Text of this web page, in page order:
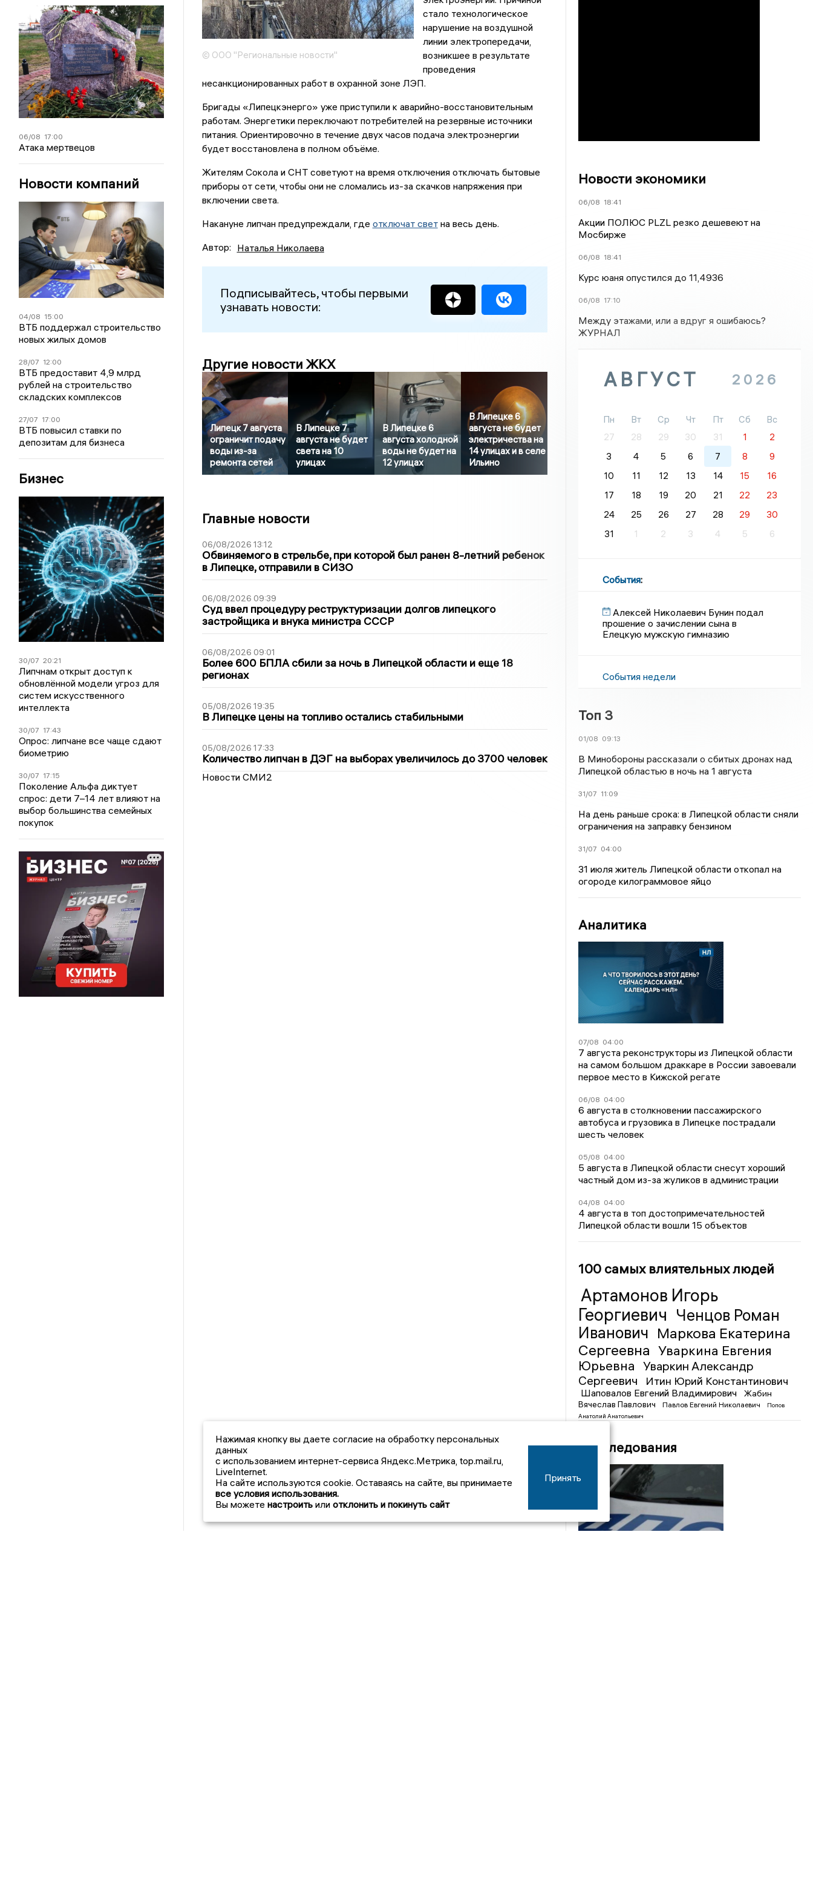
06/08 17:00
Атака мертвецов
Новости компаний
04/08 15:00
ВТБ поддержал строительство
новых жилых домов
28/07 12:00
ВТБ предоставит 4,9 млрд
рублей на строительство
складских комплексов
27/07 17:00
ВТБ повысил ставки по
депозитам для бизнеса
Бизнес
30/07 20:21
Липчнам открыт доступ к
обновлённой модели угроз для
систем искусственного
интеллекта
30/07 17:43
Опрос: липчане все чаще сдают
биометрию
30/07 17:15
Поколение Альфа диктует
спрос: дети 7–14 лет влияют на
выбор большинства семейных
покупок
© ООО "Региональные новости"
стало технологическое
нарушение на воздушной
линии электропередачи,
возникшее в результате
проведения
несанкционированных работ в охранной зоне ЛЭП.
Бригады «Липецкэнерго» уже приступили к аварийно-восстановительным
работам. Энергетики переключают потребителей на резервные источники
питания. Ориентировочно в течение двух часов подача электроэнергии
будет восстановлена в полном объёме.
Жителям Сокола и СНТ советуют на время отключения отключать бытовые
приборы от сети, чтобы они не сломались из-за скачков напряжения при
включении света.
Накануне липчан предупреждали, где отключат светна весь день.
Автор: Наталья Николаева
Подписывайтесь, чтобы первыми
узнавать новости:
Другие новости ЖКХ
Липецк 7 августа
ограничит подачу
воды из-за
ремонта сетей
В Липецке 7
августа не будет
света на 10
улицах
В Липецке 6
августа холодной
воды не будет на
12 улицах
В Липецке 6
августа не будет
электричества на
14 улицах и в селе
Ильино
Главные новости
06/08/2026 13:12
Обвиняемого в стрельбе, при которой был ранен 8-летний ребенок
в Липецке, отправили в СИЗО
06/08/2026 09:39
Суд ввел процедуру реструктуризации долгов липецкого
застройщика и внука министра СССР
06/08/2026 09:01
Более 600 БПЛА сбили за ночь в Липецкой области и еще 18
регионах
05/08/2026 19:35
В Липецке цены на топливо остались стабильными
05/08/2026 17:33
Количество липчан в ДЭГ на выборах увеличилось до 3700 человек
Новости СМИ2
Новости экономики
06/08 18:41
Акции ПОЛЮС PLZL резко дешевеют на
Мосбирже
06/08 18:41
Курс юаня опустился до 11,4936
06/08 17:10
Между этажами, или а вдруг я ошибаюсь?
ЖУРНАЛ
АВГУСТ 2026
Пн Вт Ср Чт Пт Сб
Вс
27
28 29 30 31 1
2
3
4 5 6 7 8
9
10
11 12 13 14 15
16
17
18 19 20 21 22
23
24
25 26 27 28 29
30
31
1 2 3 4 5 6
События:
Алексей Николаевич Бунин подал
прошение о зачислении сына в
Елецкую мужскую гимназию
События недели
Топ 3
01/08 09:13
В Минобороны рассказали о сбитых дронах над
Липецкой областью в ночь на 1 августа
31/07 11:09
На день раньше срока: в Липецкой области сняли
ограничения на заправку бензином
31/07 04:00
31 июля житель Липецкой области откопал на
огороде килограммовое яйцо
Аналитика
07/08 04:00
7 августа реконструкторы из Липецкой области
на самом большом драккаре в России завоевали
первое место в Кижской регате
06/08 04:00
6 августа в столкновении пассажирского
автобуса и грузовика в Липецке пострадали
шесть человек
05/08 04:00
5 августа в Липецкой области снесут хороший
частный дом из-за жуликов в администрации
04/08 04:00
4 августа в топ достопримечательностей
Липецкой области вошли 15 объектов
100 самых влиятельных людей
Артамонов Игорь
Георгиевич Ченцов Роман
Иванович Маркова Екатерина
Сергеевна Уваркина Евгения
Юрьевна
Уваркин Александр
Сергеевич
Итин Юрий Константинович
Шаповалов Евгений Владимирович
Жабин
Вячеслав Павлович
Павлов Евгений Николаевич
Попов
Анатолий Анатольевич
Расследования
Нажимая кнопку вы даете согласие на обработку персональных
данных
с использованием интернет-сервиса Яндекс.Метрика, top.mail.ru,
LiveInternet.
На сайте используются cookie. Оставаясь на сайте, вы принимаете
все условия использования.
Вы можете настроить или отклонить и покинуть сайт
Принять